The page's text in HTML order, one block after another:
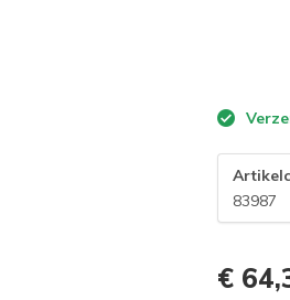
83987
€